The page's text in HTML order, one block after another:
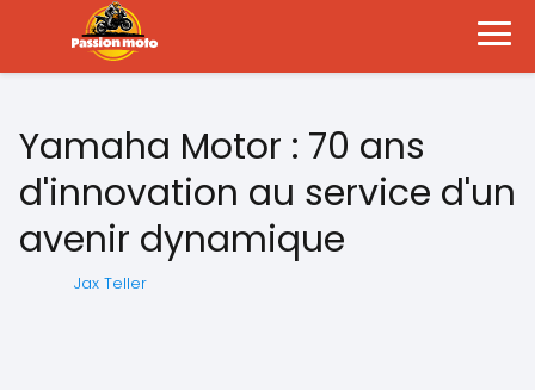
Yamaha Motor : 70 ans
d'innovation au service d'un
avenir dynamique
Jax Teller